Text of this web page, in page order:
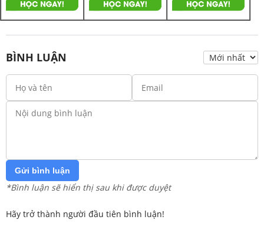
BÌNH LUẬN
Gửi bình luận
*Bình luận sẽ hiển thị sau khi được duyệt
Hãy trở thành người đầu tiên bình luận!